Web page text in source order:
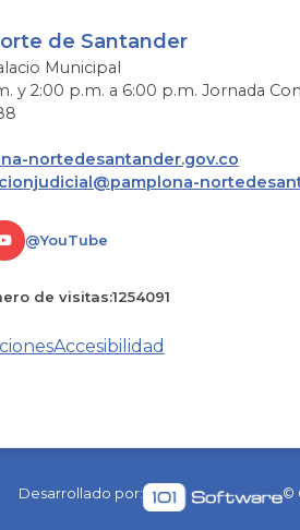
de Santander
Municipal
y 2:00 p.m. a 6:00 p.m. Jornada
nortedesantander.gov.co
@YouTube
de visitas:1254091
Accesibilidad
Desarrollado por: ©